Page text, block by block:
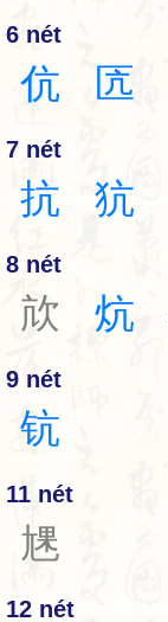
6 nét
伉 匟
7 nét
抗 犺
8 nét
㰠 炕
9 nét
钪
11 nét
㞅
12 nét